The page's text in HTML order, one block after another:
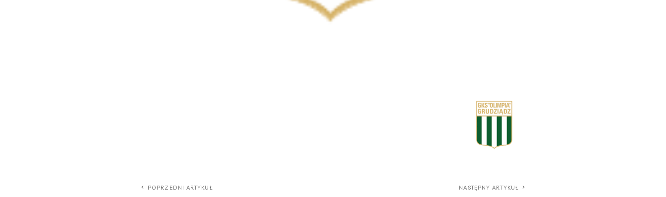
POPRZEDNI ARTYKUŁ NASTĘPNY ARTYKUŁ